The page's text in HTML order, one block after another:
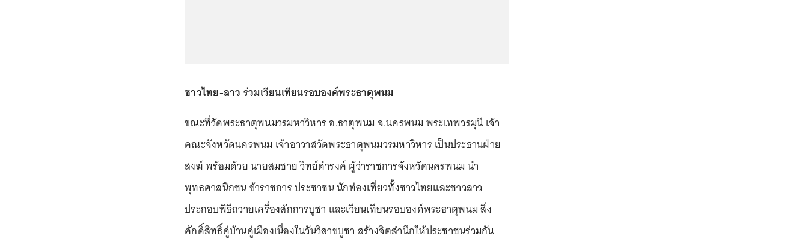
ชาวไทย-ลาว ร่วมเวียนเทียนรอบองค์พระธาตุพนม
ขณะที่วัดพระธาตุพนมวรมหาวิหาร อ.ธาตุพนม จ.นครพนม พระเทพวรมุนี เจ้า
คณะจังหวัดนครพนม เจ้าอาวาสวัดพระธาตุพนมวรมหาวิหาร เป็นประธานฝ่าย
สงฆ์ พร้อมด้วย นายสมชาย วิทย์ดำรงค์ ผู้ว่าราชการจังหวัดนครพนม นำ
พุทธศาสนิกชน ข้าราชการ ประชาชน นักท่องเที่ยวทั้งชาวไทยและชาวลาว
ประกอบพิธีถวายเครื่องสักการบูชา และเวียนเทียนรอบองค์พระธาตุพนม สิ่ง
ศักดิ์สิทธิ์คู่บ้านคู่เมืองเนื่องในวันวิสาขบูชา สร้างจิตสำนึกให้ประชาชนร่วมกัน